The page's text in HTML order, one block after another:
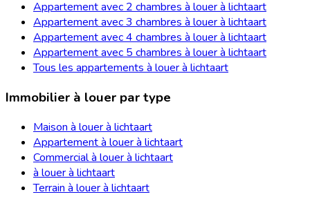
Appartement avec 2 chambres à louer à lichtaart
Appartement avec 3 chambres à louer à lichtaart
Appartement avec 4 chambres à louer à lichtaart
Appartement avec 5 chambres à louer à lichtaart
Tous les appartements à louer à lichtaart
Immobilier à louer par type
Maison à louer à lichtaart
Appartement à louer à lichtaart
Commercial à louer à lichtaart
à louer à lichtaart
Terrain à louer à lichtaart